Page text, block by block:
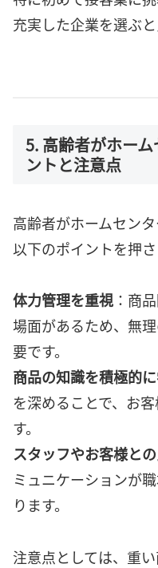
充実した企業を選ぶと
5. 高齢者がホー
ントと注意点
高齢者がホームセン
以下のポイントを押さ
体力管理を重視 ：商
場面があるため、無
要です。
商品の知識を積極的
を深めることで、お
す。
スタッフやお客様と
ミュニケーションが
ります。
注意点としては、重